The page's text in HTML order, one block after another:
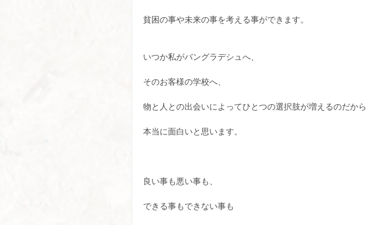
貧困の事や未来の事を考える事ができます。
いつか私がバングラデシュへ、
そのお客様の学校へ、
物と人との出会いによってひとつの選択肢が増えるのだから
本当に面白いと思います。
良い事も悪い事も、
できる事もできない事も